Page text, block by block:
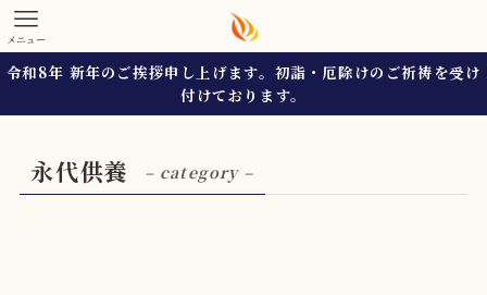
メニュー
令和8年 新年のご挨拶申し上げます。初詣・厄除けのご祈祷を受け
付けております。
永代供養 – category –